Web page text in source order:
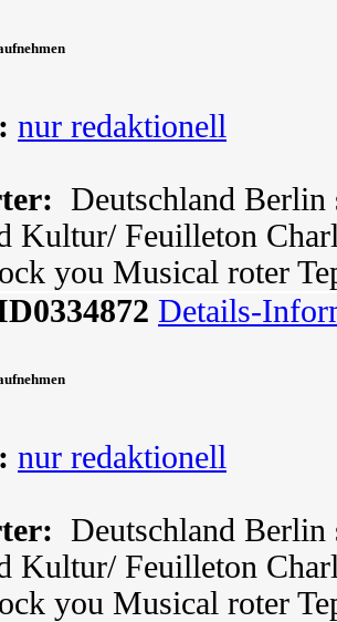
nur redaktionell
Deutschland Berlin
Kultur/ Feuilleton
you Musical roter
Details-
nur redaktionell
Deutschland Berlin
Kultur/ Feuilleton
you Musical roter